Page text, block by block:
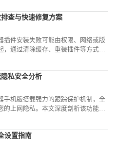
查与快速修复方案
插件安装失败可能由权限、网络或版
，通过清除缓存、重装插件等方式可
私安全分析
手机版搭载强力的跟踪保护机制，全
的上网隐私。本文深度剖析该功能如
，营造高信任度的上网空间。
设置指南